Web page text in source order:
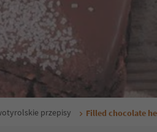
przepisy Filled chocolate